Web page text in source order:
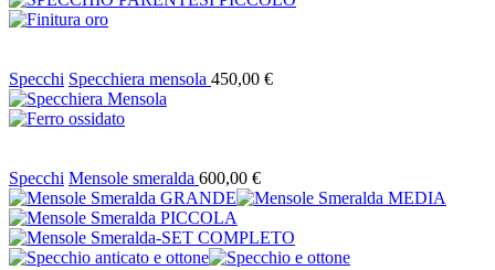
Specchi Specchiera mensola 450,00 €
Specchi Mensole smeralda 600,00 €